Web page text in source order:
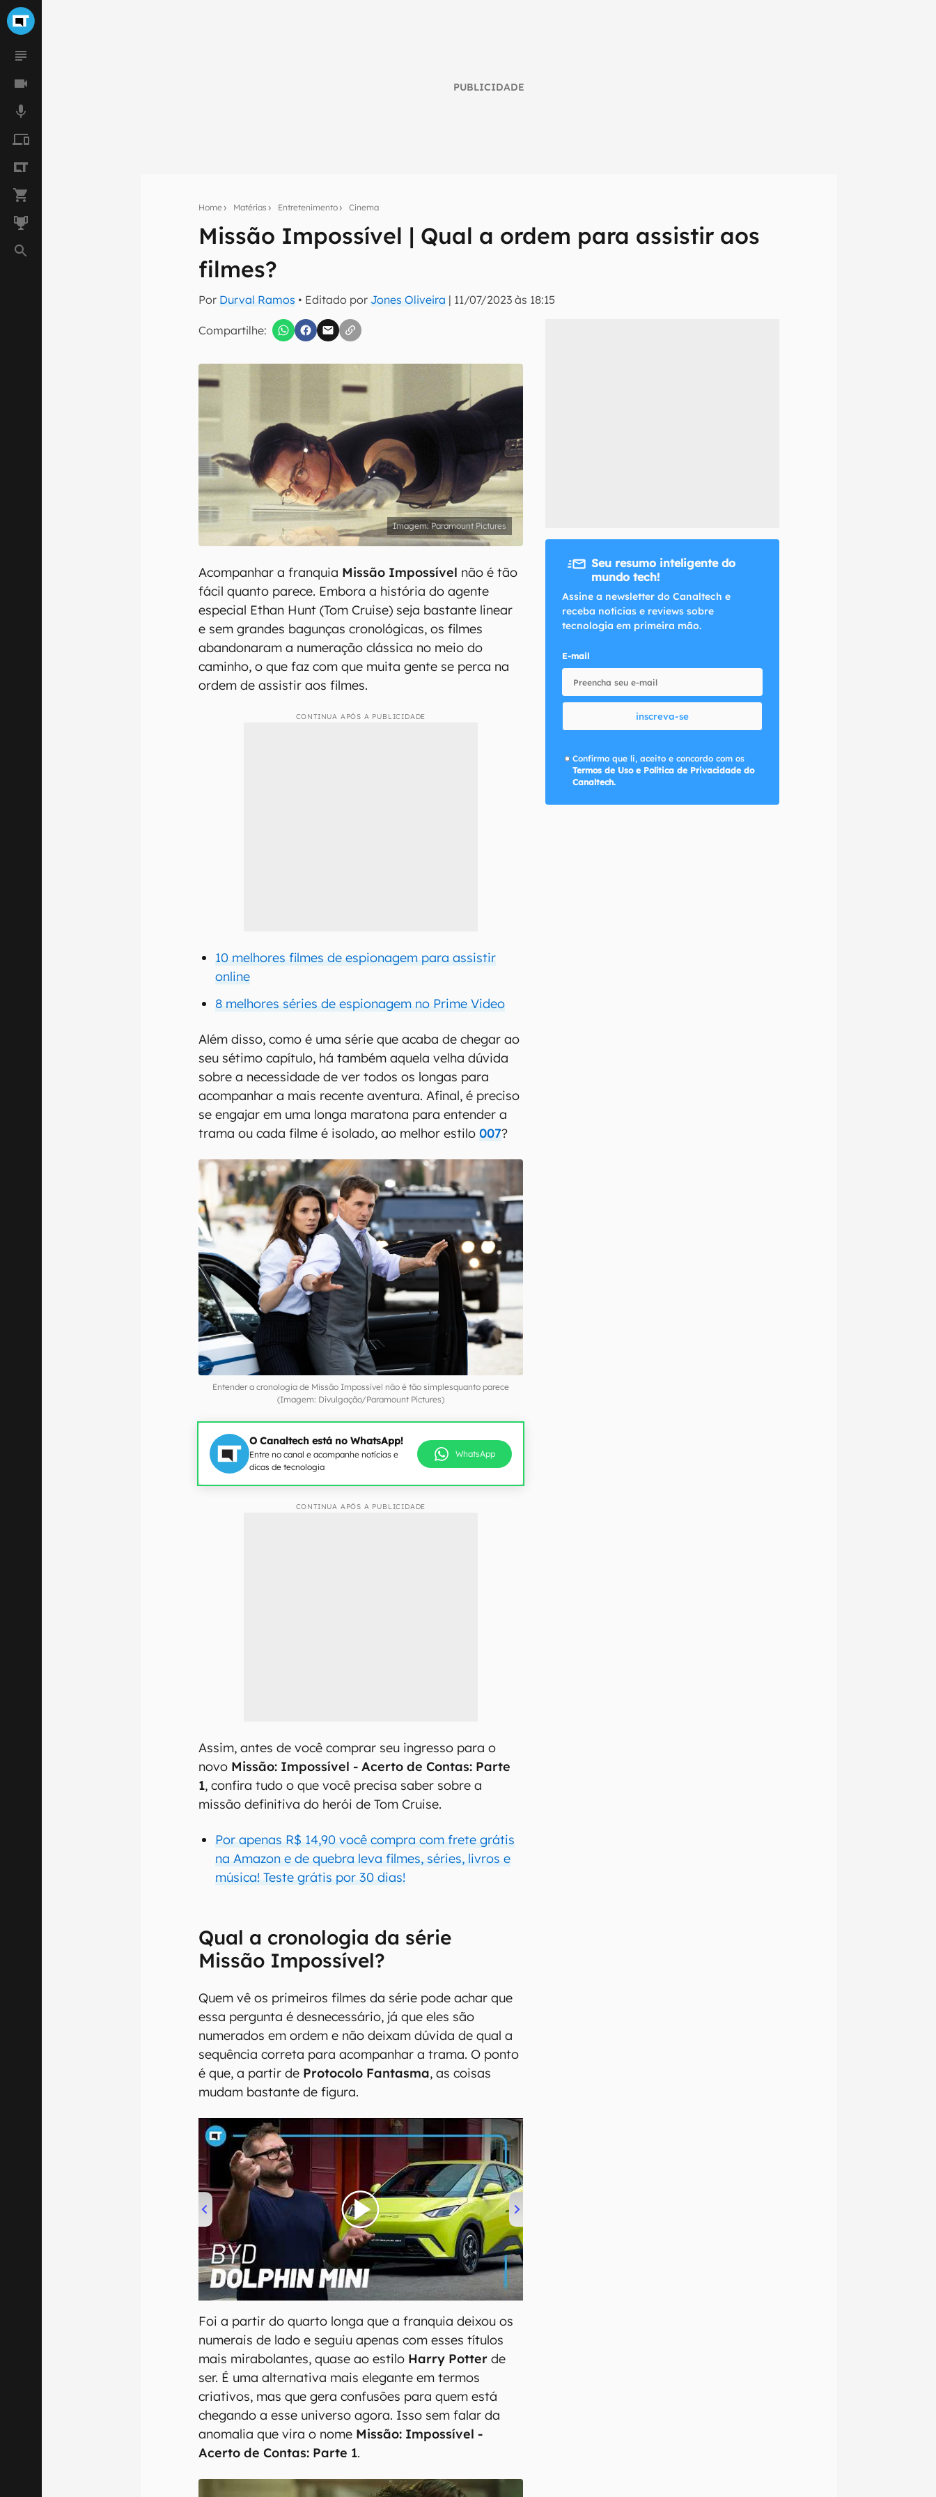
PUBLICIDADE
Home Matérias Entretenimento Cinema
Missão Impossível | Qual a ordem para assistir aos
filmes?
Por Durval Ramos • Editado por Jones Oliveira | 11/07/2023 às 18:15
Compartilhe:
Seu resumo inteligente do mundo tech!
Assine a newsletter do Canaltech e receba notícias e reviews sobre tecnologia em primeira
Confirmo que li, aceito e concordo com os Termos de Uso e Política de Privacidade do Canaltech.
Paramount Pictures
Acompanhar a franquia Missão Impossível não é tão
fácil quanto parece. Embora a história do agente
especial Ethan Hunt (Tom Cruise) seja bastante linear
e sem grandes bagunças cronológicas, os filmes
abandonaram a numeração clássica no meio do
caminho, o que faz com que muita gente se perca na
ordem de assistir aos filmes.
CONTINUA APÓS A PUBLICIDADE
10 melhores filmes de espionagem para assistir
online
8 melhores séries de espionagem no Prime Video
Além disso, como é uma série que acaba de chegar ao
seu sétimo capítulo, há também aquela velha dúvida
sobre a necessidade de ver todos os longas para
acompanhar a mais recente aventura. Afinal, é preciso
se engajar em uma longa maratona para entender a
trama ou cada filme é isolado, ao melhor estilo007?
Entender a cronologia de Missão Impossível não é tão simplesquanto parece
(Imagem: Divulgação/Paramount Pictures)
O Canaltech está no WhatsApp!
Entre no canal e acompanhe notícias e
dicas de tecnologia
WhatsApp
CONTINUA APÓS A PUBLICIDADE
Assim, antes de você comprar seu ingresso para o
novo Missão: Impossível - Acerto de Contas: Parte
1, confira tudo o que você precisa saber sobre a
missão definitiva do herói de Tom Cruise.
Por apenas R$ 14,90 você compra com frete grátis
na Amazon e de quebra leva filmes, séries, livros e
música! Teste grátis por 30 dias!
Qual a cronologia da série
Missão Impossível?
Quem vê os primeiros filmes da série pode achar que
essa pergunta é desnecessário, já que eles são
numerados em ordem e não deixam dúvida de qual a
sequência correta para acompanhar a trama. O ponto
é que, a partir de Protocolo Fantasma, as coisas
mudam bastante de figura.
00:00/04:07
Foi a partir do quarto longa que a franquia deixou os
numerais de lado e seguiu apenas com esses títulos
mais mirabolantes, quase ao estilo Harry Potter de
ser. É uma alternativa mais elegante em termos
criativos, mas que gera confusões para quem está
chegando a esse universo agora. Isso sem falar da
anomalia que vira o nome Missão: Impossível -
Acerto de Contas: Parte 1.
Seu resumo inteligente do
mundo tech!
Assine a newsletter do Canaltech e
receba notícias e reviews sobre
tecnologia em primeira mão.
E-mail
inscreva-se
Confirmo que li, aceito e concordo com os
Termos de Uso e Política de Privacidade do
Canaltech.